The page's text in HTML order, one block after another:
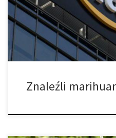
Amazonie pojemniki do
zorganizować swoje rzeczy.
otrzymaniu […]
Znaleźli